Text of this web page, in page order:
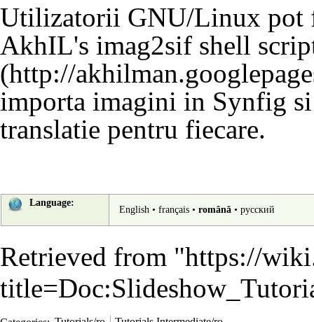
Utilizatorii GNU/Linux pot
AkhIL's imag2sif shell
importa imagini in Synfig si
translatie pentru fiecare.
Language:
English• français• română• русский
Retrieved from "https://